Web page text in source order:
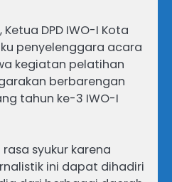
DPD IWO-I Kota
penyelenggara acara
kegiatan pelatihan
berbarengan
tahun ke-3 IWO-I
syukur karena
ini dapat dihadiri